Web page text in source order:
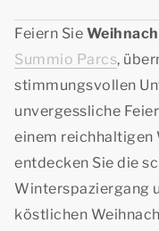
Feiern Sie
Summio Parcs,
stimmungsvollen
unvergessliche
einem reichhaltigen
entdecken Sie die
Winterspaziergang
köstlichen